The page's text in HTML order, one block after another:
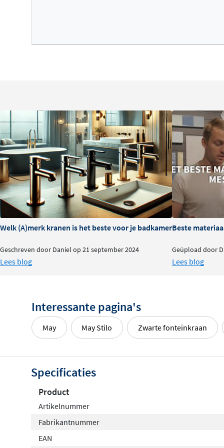
Welk (A)merk kranen is het beste voor je badkamer?
Geschreven door Daniel op 21 september 2024
Lees blog
Beste
Geüpload door
Lees blog
Interessante pagina's
May May Stilo Zwarte fonteinkraan
Specificaties
Product
Artikelnummer
Fabrikantnummer
EAN